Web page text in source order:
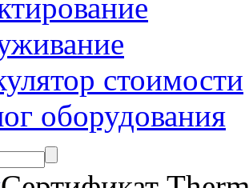
стоимости
оборудования